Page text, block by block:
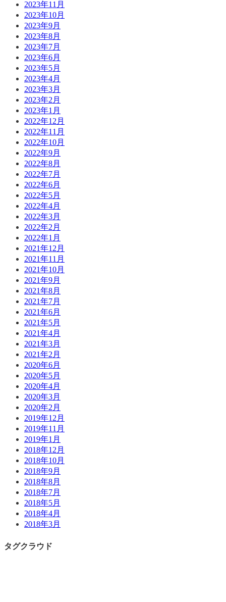
2023年11月
2023年10月
2023年9月
2023年8月
2023年7月
2023年6月
2023年5月
2023年4月
2023年3月
2023年2月
2023年1月
2022年12月
2022年11月
2022年10月
2022年9月
2022年8月
2022年7月
2022年6月
2022年5月
2022年4月
2022年3月
2022年2月
2022年1月
2021年12月
2021年11月
2021年10月
2021年9月
2021年8月
2021年7月
2021年6月
2021年5月
2021年4月
2021年3月
2021年2月
2020年6月
2020年5月
2020年4月
2020年3月
2020年2月
2019年12月
2019年11月
2019年1月
2018年12月
2018年10月
2018年9月
2018年8月
2018年7月
2018年5月
2018年4月
2018年3月
タグクラウド